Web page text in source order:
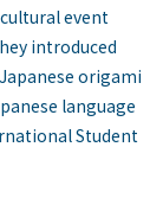
event
introduced
origami
language
Student